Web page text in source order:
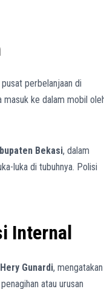
perbelanjaan di
masuk ke dalam mobil
Bekasi, dalam
luka di tubuhnya. Polisi
Internal
Hery Gunardi, mengatakan
atau urusan